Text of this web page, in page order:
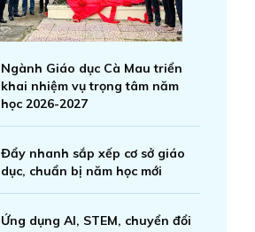
Ngành Giáo dục Cà Mau triển
khai nhiệm vụ trọng tâm năm
học 2026-2027
Đẩy nhanh sắp xếp cơ sở giáo
dục, chuẩn bị năm học mới
Ứng dụng AI, STEM, chuyển đổi